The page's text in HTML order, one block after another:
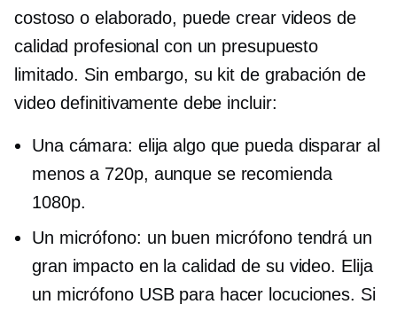
costoso o elaborado, puede crear videos de
calidad profesional con un presupuesto
limitado. Sin embargo, su kit de grabación de
video definitivamente debe incluir:
Una cámara: elija algo que pueda disparar al
menos a 720p, aunque se recomienda
1080p.
Un micrófono: un buen micrófono tendrá un
gran impacto en la calidad de su video. Elija
un micrófono USB para hacer locuciones. Si